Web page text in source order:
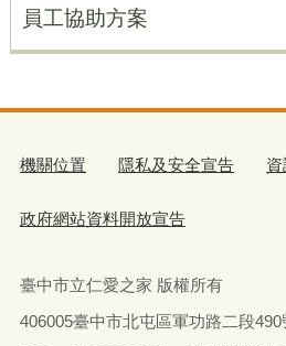
員工協助方案
機關位置 隱私及安全宣告
政府網站資料開放宣告
臺中市立仁愛之家 版權所有
406005臺中市北屯區軍功路二段490